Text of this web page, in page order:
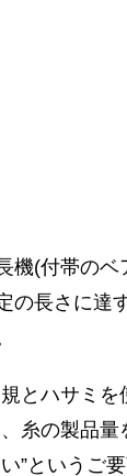
機(付帯の
長さに達
とハサミ
糸の製品
”というご